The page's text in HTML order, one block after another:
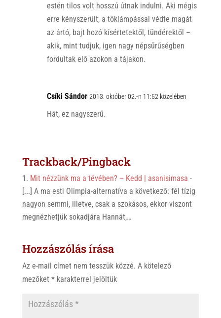
estén tilos volt hosszú útnak indulni. Aki mégis
erre kényszerült, a töklámpással védte magát
az ártó, bajt hozó kísértetektől, tündérektől –
akik, mint tudjuk, igen nagy népsűrűségben
fordultak elő azokon a tájakon.
Csíki Sándor 2013. október 02.-n 11:52 közelében
Hát, ez nagyszerű.
Trackback/Pingback
Mit nézzünk ma a tévében? – Kedd | asanisimasa -
[...] A ma esti Olimpia-alternatíva a következő: fél tízig
nagyon semmi, illetve, csak a szokásos, ekkor viszont
megnézhetjük sokadjára Hannát,…
Hozzászólás írása
Az e-mail címet nem tesszük közzé. A kötelező
mezőket *karakterrel jelöltük